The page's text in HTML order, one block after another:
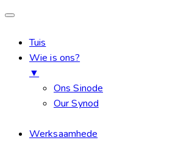
Tuis
Wie is ons?
▼
Ons Sinode
Our Synod
Werksaamhede